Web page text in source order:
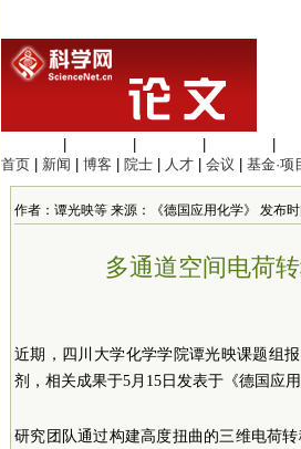
首页
新闻 博客 院士 人才 会议 基金·项
作者：谭光映等 来源：《德国应用化学》 发布时
多通道空间电荷
近期，四川大学化学学院谭光映课题组
剂，相关成果于5月15日发表于《德国应用
研究团队通过构建高度扭曲的三维电荷